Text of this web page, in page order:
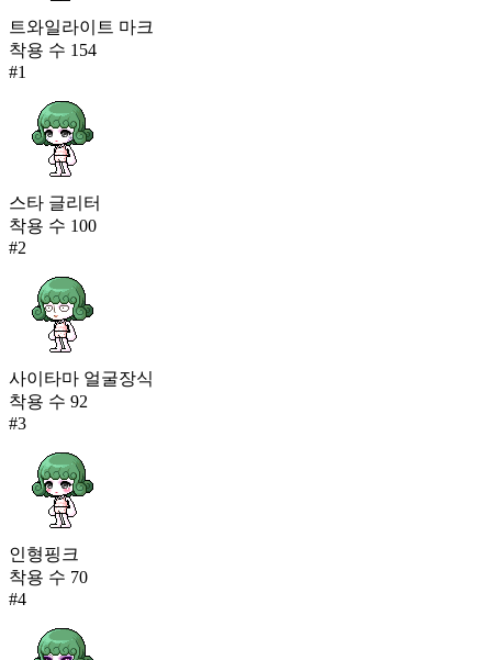
트와일라이트 마크
착용 수 154
#1
스타 글리터
착용 수 100
#2
사이타마 얼굴장식
착용 수 92
#3
인형핑크
착용 수 70
#4